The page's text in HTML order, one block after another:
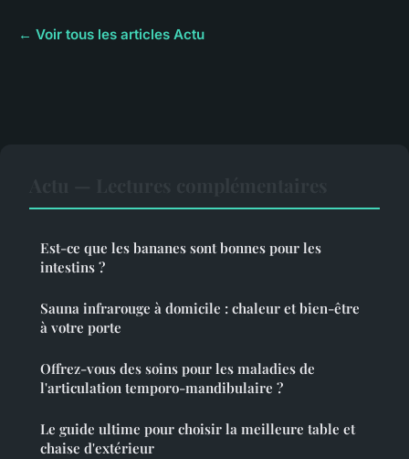
← Voir tous les articles Actu
Est-ce que les bananes sont bonnes pour les
intestins ?
Sauna infrarouge à domicile : chaleur et bien-être
à votre porte
Offrez-vous des soins pour les maladies de
l'articulation temporo-mandibulaire ?
Le guide ultime pour choisir la meilleure table et
chaise d'extérieur